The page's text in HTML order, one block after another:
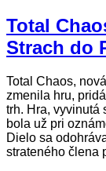
Total
Strach do
Total Chaos,
zmenila hru,
trh. Hra, vyvinutá
bola už pri
Dielo sa
strateného člena